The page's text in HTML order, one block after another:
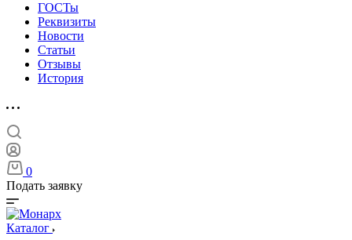
ГОСТы
Реквизиты
Новости
Статьи
Отзывы
История
0
Подать заявку
Каталог